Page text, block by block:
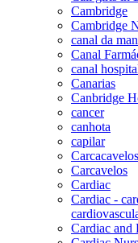
Cambridge
Cambridge
canal da
Canal
canal
Canarias
Canbridge
cancer
canhota
capilar
Carcacavelos
Carcavelos
Cardiac
Cardiac -
Cardiac and